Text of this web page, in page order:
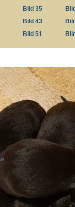
Bild 35
Bild 43
Bild 51